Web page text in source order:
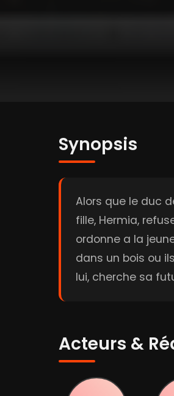
Synopsis
Alors que le duc
fille, Hermia,
ordonne a la
dans un bois ou
lui, cherche sa
Acteurs &